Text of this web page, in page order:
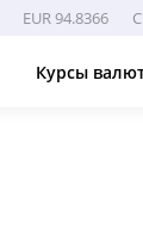
EUR 94.8366
Курсы